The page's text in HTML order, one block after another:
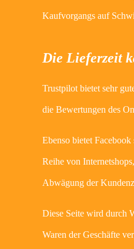
Kaufvorgangs auf
Die Lieferzeit
Trustpilot bietet sehr
die Bewertungen des
Ebenso bietet
Reihe von
Abwägung der
Diese Seite wird durch
Waren der Geschäfte